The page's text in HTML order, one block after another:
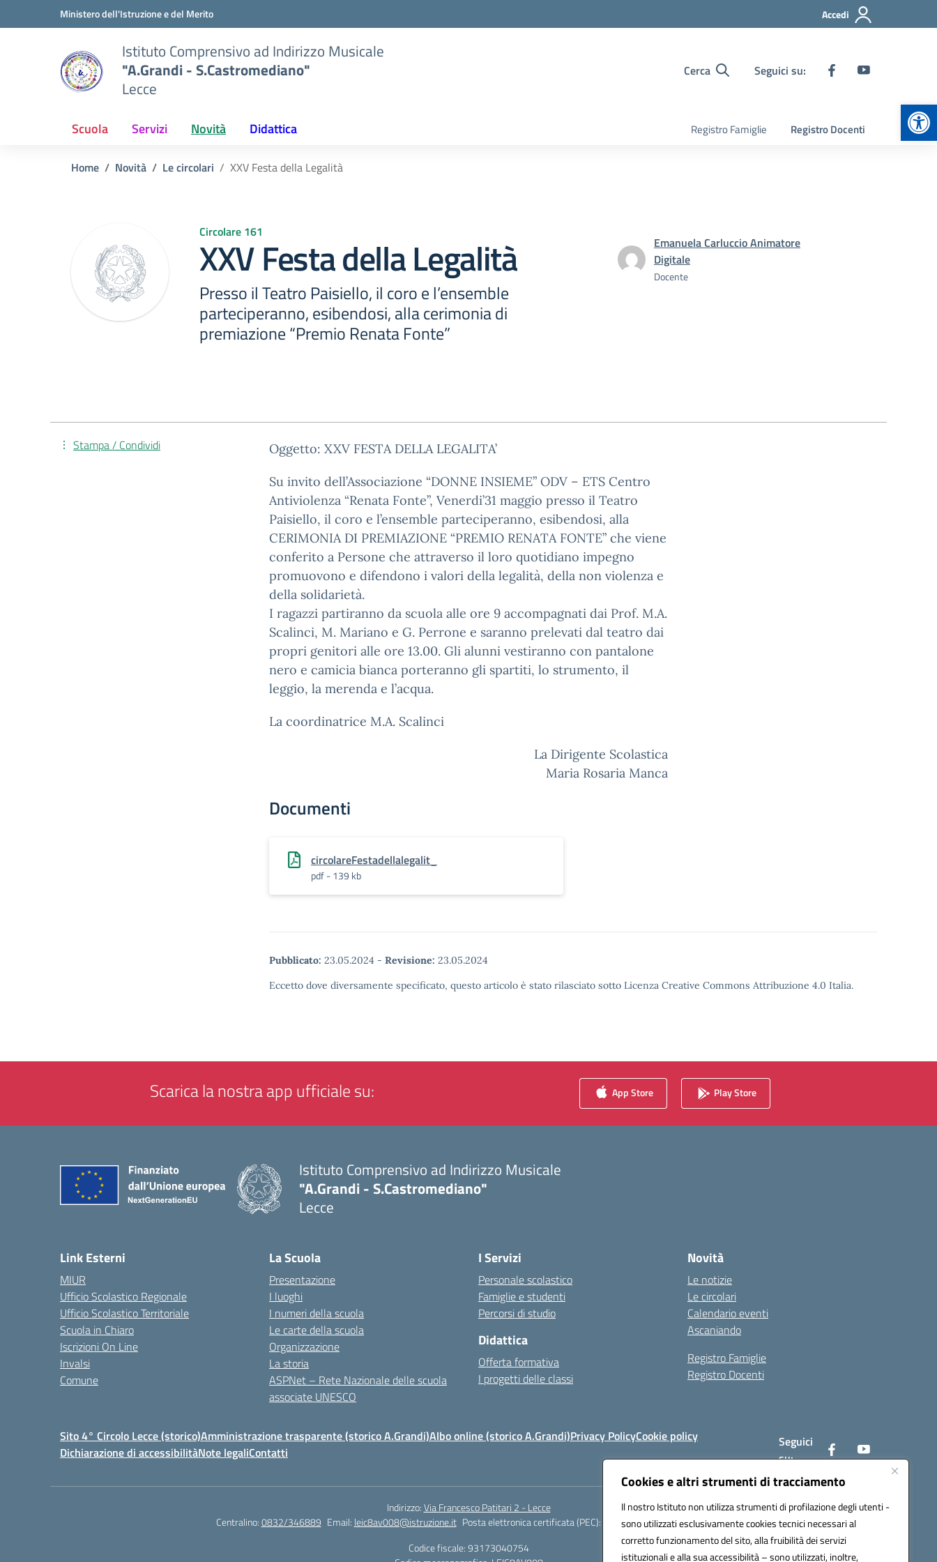
Cookies e altri strumenti di tracciamento
Il nostro Istituto non utilizza strumenti di profilazione degli utenti -
sono utilizzati esclusivamente cookies tecnici necessari al
corretto funzionamento del sito, alla fruibilità dei servizi
istituzionali e alla sua accessibilità – sono utilizzati, inoltre,
Vai ai contenuti
Vai al menu di navigazioneMinistero dell'Istruzione e del Merito Accedi
Istituto Comprensivo ad Indirizzo Musicale
"A.Grandi - S.Castromediano"
Lecce
Cerca Seguici su:
Scuola Servizi Novità Didattica Registro Famiglie Registro Docenti
Home Novità Le circolari XXV Festa della Legalità
Circolare 161
XXV Festa della Legalità
Presso il Teatro Paisiello, il coro e l’ensemble
parteciperanno, esibendosi, alla cerimonia di
premiazione “Premio Renata Fonte”
Emanuela Carluccio Animatore
Digitale
Docente
Oggetto: XXV FESTA DELLA LEGALITA’
Su invito dell’Associazione “DONNE INSIEME” ODV – ETS Centro
Antiviolenza “Renata Fonte”, Venerdi’31 maggio presso il Teatro
Paisiello, il coro e l’ensemble parteciperanno, esibendosi, alla
CERIMONIA DI PREMIAZIONE “PREMIO RENATA FONTE” che viene
conferito a Persone che attraverso il loro quotidiano impegno
promuovono e difendono i valori della legalità, della non violenza e
della solidarietà.
I ragazzi partiranno da scuola alle ore 9 accompagnati dai Prof. M.A.
Scalinci, M. Mariano e G. Perrone e saranno prelevati dal teatro dai
propri genitori alle ore 13.00. Gli alunni vestiranno con pantalone
nero e camicia bianca porteranno gli spartiti, lo strumento, il
leggio, la merenda e l’acqua.
La coordinatrice M.A. Scalinci
La Dirigente Scolastica
Maria Rosaria Manca
Documenti
circolareFestadellalegalit_
pdf - 139 kb
Pubblicato: 23.05.2024 - Revisione: 23.05.2024
Eccetto dove diversamente specificato, questo articolo è stato rilasciato sotto Licenza Creative Commons Attribuzione 4.0 Italia.
Stampa / Condividi
Scarica la nostra app ufficiale su: App Store Play Store
Istituto Comprensivo ad Indirizzo Musicale
"A.Grandi - S.Castromediano"
Lecce
Link Esterni
MIUR
Ufficio Scolastico Regionale
Ufficio Scolastico Territoriale
Scuola in Chiaro
Iscrizioni On Line
Invalsi
Comune
La Scuola
Presentazione
I luoghi
I numeri della scuola
Le carte della scuola
Organizzazione
La storia
ASPNet – Rete Nazionale delle scuola
associate UNESCO
I Servizi
Personale scolastico
Famiglie e studenti
Percorsi di studio
Didattica
Offerta formativa
I progetti delle classi
Novità
Le notizie
Le circolari
Calendario eventi
Ascaniando
Registro Famiglie
Registro Docenti
Sito 4° Circolo Lecce (storico)Amministrazione trasparente (storico A.Grandi)Albo online (storico A.Grandi)Privacy PolicyCookie policy
Dichiarazione di accessibilitàNote legaliContatti
Seguici
su:
Indirizzo:Via Francesco Patitari 2 - Lecce
Centralino:0832/346889 Email: leic8av008@istruzione.it Posta elettronica certificata (PEC):
leic8av008@pec.istruzione.it
Codice fiscale: 93173040754